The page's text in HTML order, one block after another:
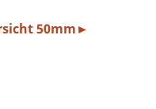
50mm ►